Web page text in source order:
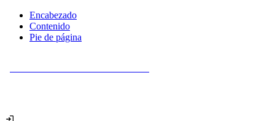
Encabezado
Contenido
Pie de página